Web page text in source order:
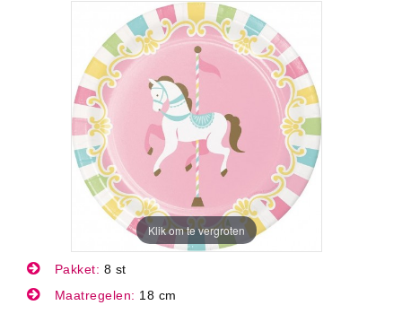
Klik om te vergroten
Pakket: 8 st
Maatregelen: 18 cm